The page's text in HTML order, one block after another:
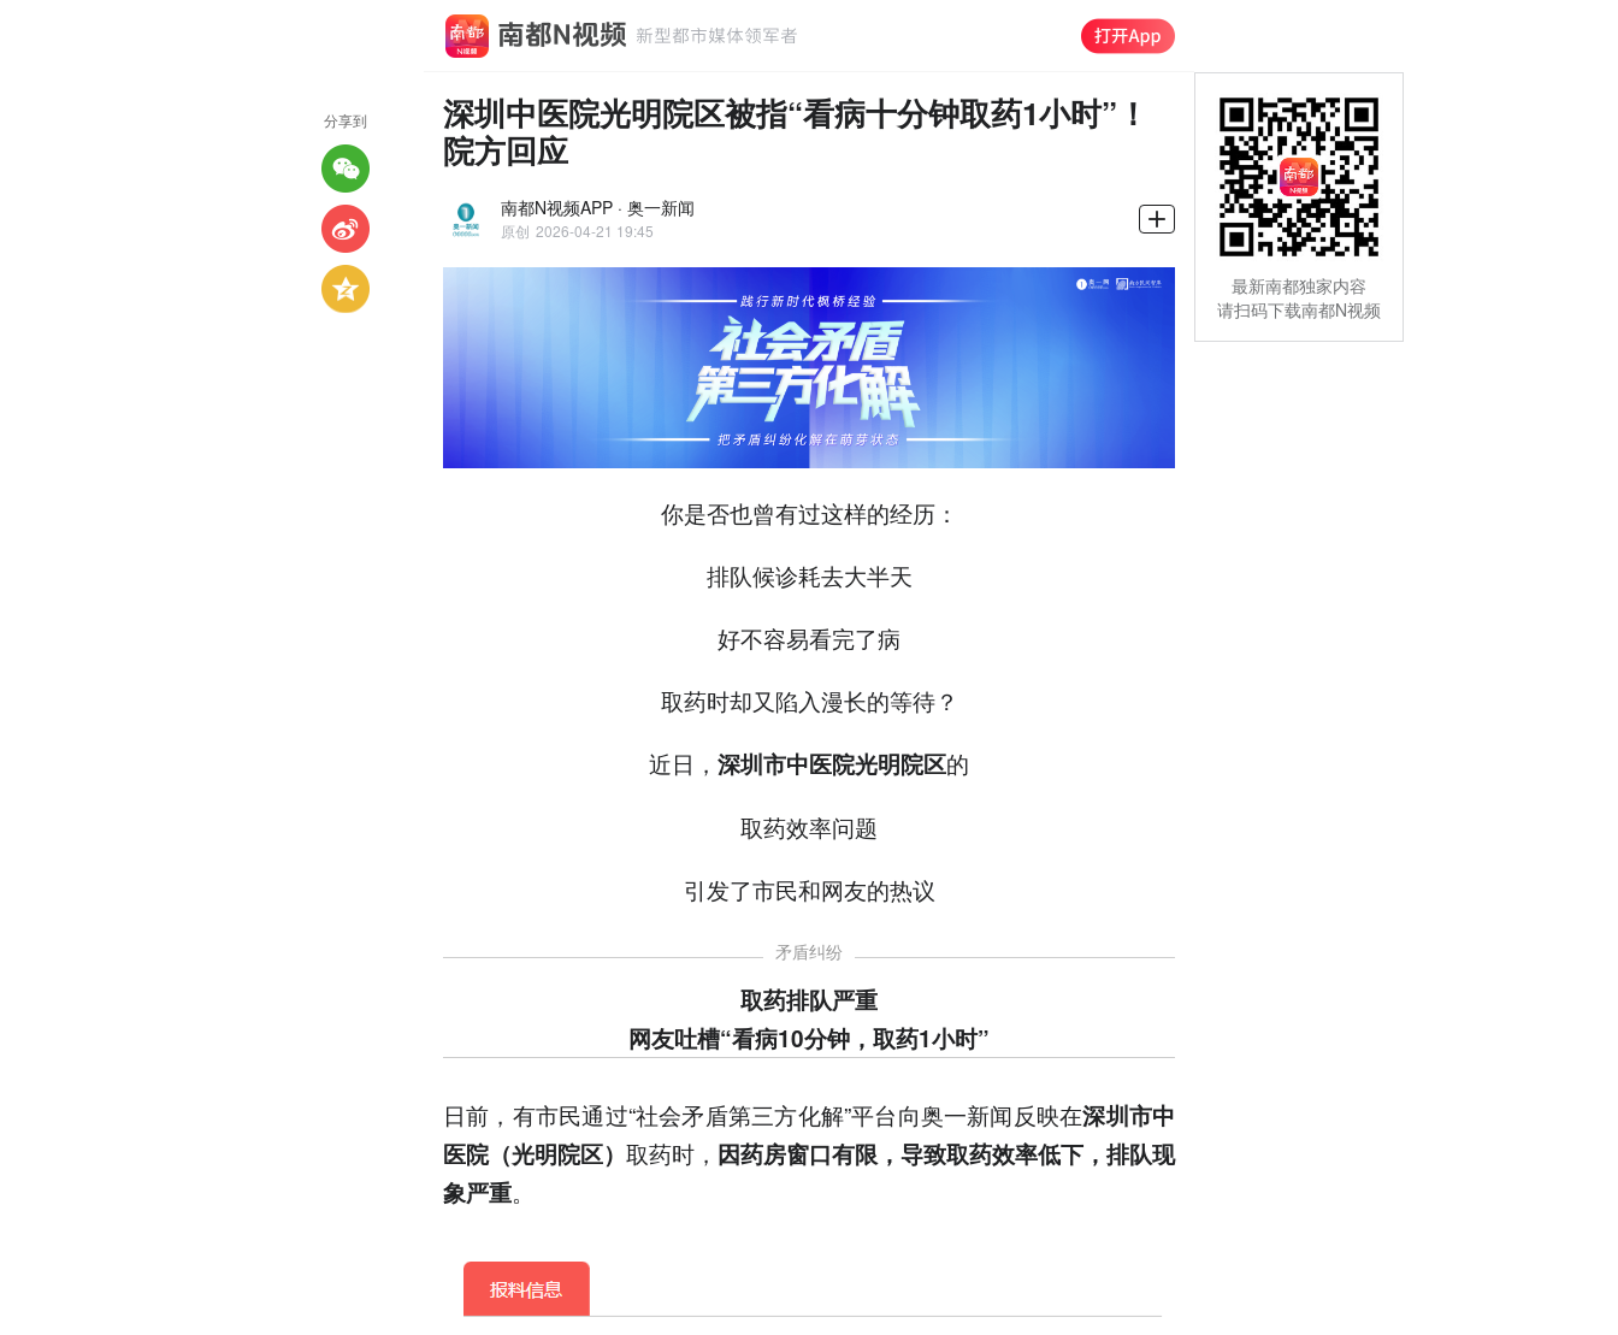
深圳中医院光明院区被指“看病十分钟取药1小时”！
院方回应
南都N视频APP · 奥一新闻
原创 2026-04-21 19:45
你是否也曾有过这样的经历：
排队候诊耗去大半天
好不容易看完了病
取药时却又陷入漫长的等待？
近日， 深圳市中医院光明院区的
取药效率问题
引发了市民和网友的热议
矛盾纠纷
取药排队严重
网友吐槽“看病10分钟，取药1小时”
日前，有市民通过“社会矛盾第三方化解”平台向奥一新闻反映在深圳市中
医院（光明院区） 取药时， 因药房窗口有限，导致取药效率低下，排队现
象严重。
分享到
最新南都独家内容
请扫码下载南都N视频